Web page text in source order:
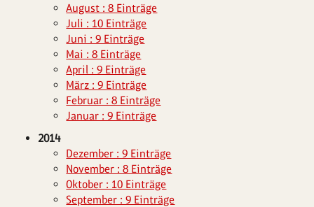
August : 8 Einträge
Juli : 10 Einträge
Juni : 9 Einträge
Mai : 8 Einträge
April : 9 Einträge
März : 9 Einträge
Februar : 8 Einträge
Januar : 9 Einträge
2014
Dezember : 9 Einträge
November : 8 Einträge
Oktober : 10 Einträge
September : 9 Einträge